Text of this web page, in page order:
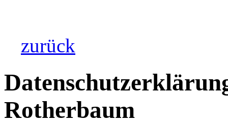
zurück
Rotherbaum